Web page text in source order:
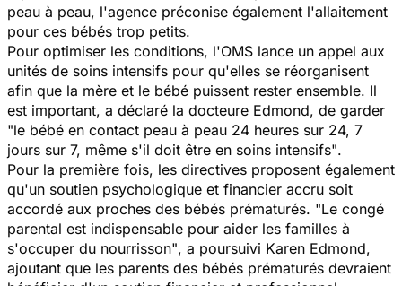
peau à peau, l'agence préconise également l'allaitement
pour ces bébés trop petits.
Pour optimiser les conditions, l'OMS lance un appel aux
unités de soins intensifs pour qu'elles se réorganisent
afin que la mère et le bébé puissent rester ensemble. Il
est important, a déclaré la docteure Edmond, de garder
"le bébé en contact peau à peau 24 heures sur 24, 7
jours sur 7, même s'il doit être en soins intensifs".
Pour la première fois, les directives proposent également
qu'un soutien psychologique et financier accru soit
accordé aux proches des bébés prématurés. "Le congé
parental est indispensable pour aider les familles à
s'occuper du nourrisson", a poursuivi Karen Edmond,
ajoutant que les parents des bébés prématurés devraient